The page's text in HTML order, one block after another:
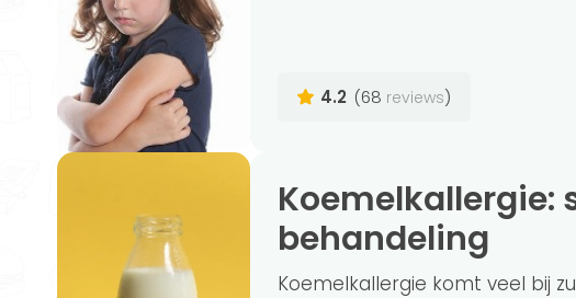
4.2 (68 reviews)
Koemelkallergie: symptomen en
behandeling
Koemelkallergie komt veel bij